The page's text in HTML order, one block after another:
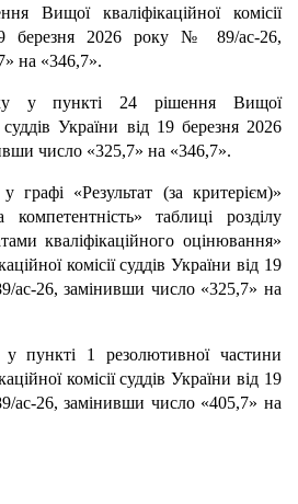
Вищої кваліфікаційної комісії
березня 2026 року № 89/ас-26,
на «346,7».
у пункті 24 рішення Вищої
суддів України від 19 березня 2026
число «325,7» на «346,7».
«Результат (за критерієм)»
таблиці розділу
кваліфікаційного оцінювання»
комісії суддів України від 19
ас-26, замінивши число «325,7» на
пункті 1 резолютивної частини
комісії суддів України від 19
ас-26, замінивши число «405,7» на